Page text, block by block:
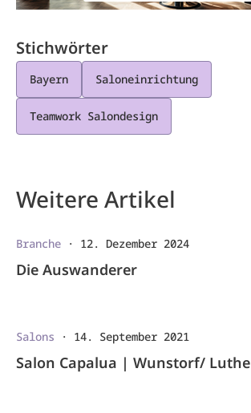
Stichwörter
Bayern Saloneinrichtung
Teamwork Salondesign
Weitere Artikel
Branche · 12. Dezember 2024
Die Auswanderer
Salons · 14. September 2021
Salon Capalua | Wunstorf/ Luthe